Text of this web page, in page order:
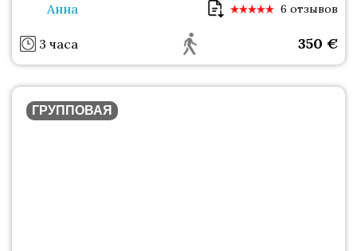
Анна 6 отзывов
3 часа 350 €
ГРУППОВАЯ